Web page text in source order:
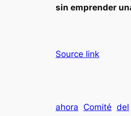
sin emprender
Source link
ahora Comité del